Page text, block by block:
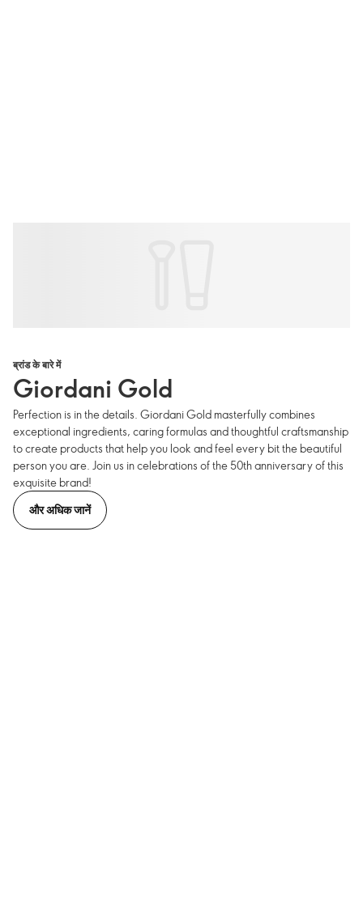
ब्रांड के बारे में
Giordani Gold
Perfection is in the details. Giordani Gold masterfully combines
exceptional ingredients, caring formulas and thoughtful craftsmanship
to create products that help you look and feel every bit the beautiful
person you are. Join us in celebrations of the 50th anniversary of this
exquisite brand!
और अधिक जानें